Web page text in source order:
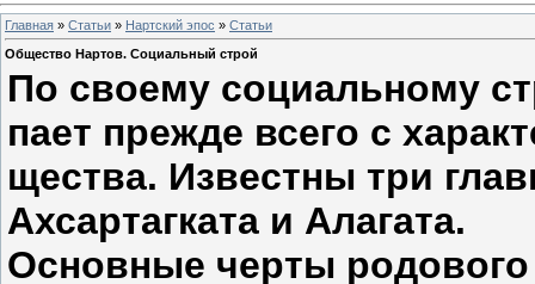
Главная » Статьи » Нартский эпос » Статьи
Общество Нартов. Социальный строй
По своему социальному
пает прежде всего с
щества. Известны три
Ахсартагката и Алагата.
Основные черты